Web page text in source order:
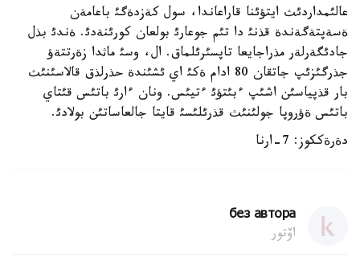
عالئمداردئث ايتؤئنا قاراعاندا، سول كةزدةگئ باعامةن
ةسةپتةگةندة قذنئ دا تئم جوعارئ بولعان كورئنةدئ. ةندئ بذل
جادئگةرلةر مذراجايعا تاپسئرئلماق. ال، وسئ ماثدا زةرتتةؤ
جذرگئزئپ جاتقان 80 ادام ةكئ اي ئشئندة حذرلذق قالاسئنئث
بار قذپياسئن اشئپ ءبئتؤئ ءتيئس. ونان ءارئ باتئس قئتاي
باتئس ةؤروپا جولئنئث قذرئلئسئ قايتا جالعاساتئن بولادئ.
دةرةككوز: 7-ارنا
без автора
اۆتور